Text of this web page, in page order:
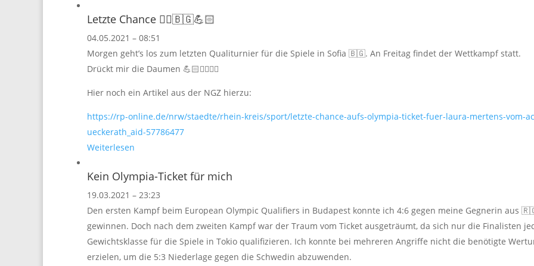
Letzte Chance 🤼‍♀️🇧🇬💪🏻
04.05.2021 – 08:51
Morgen geht’s los zum letzten Qualiturnier für die Spiele in Sofia 🇧🇬. An Freitag findet der Wettkampf statt.
Drückt mir die Daumen 💪🏻🤼‍♀️✊🏼
Hier noch ein Artikel aus der NGZ hierzu:
https://rp-online.de/nrw/staedte/rhein-kreis/sport/letzte-chance-aufs-olympia-ticket-fuer-laura-mertens-vom-
ueckerath_aid-57786477
Weiterlesen
Kein Olympia-Ticket für mich
19.03.2021 – 23:23
Den ersten Kampf beim European Olympic Qualifiers in Budapest konnte ich 4:6 gegen meine Gegnerin aus
gewinnen. Doch nach dem zweiten Kampf war der Traum vom Ticket ausgeträumt, da sich nur die Finalisten
Gewichtsklasse für die Spiele in Tokio qualifizieren. Ich konnte bei mehreren Angriffe nicht die benötigte
erzielen, um die 5:3 Niederlage gegen die Schwedin abzuwenden.